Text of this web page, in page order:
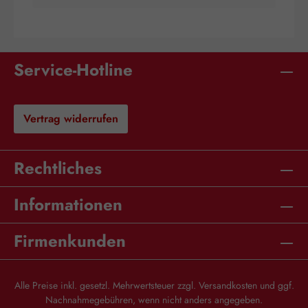
Wärmeentwicklung und Hautrötung auf, die nach
anzuwendenden Arzneimitteln kombiniert werden. Nicht ins
Auge bringen oder auf Schleimhäute auftragen. Nur auf
intakter Haut anwenden. Nach dem Einreiben der Salbe die
Raumtemperatur aufbewahren. Nicht bei Entzündungen
Service-Hotline
Vertrag widerrufen
Rechtliches
Informationen
Firmenkunden
Alle Preise inkl. gesetzl. Mehrwertsteuer zzgl. Versandkostenund ggf.
Nachnahmegebühren, wenn nicht anders angegeben.